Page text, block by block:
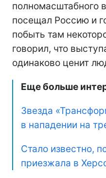
полномасштабного
посещал Россию и
побыть там
говорил, что
одинаково ценит
Еще больше
Звезда
в нападении на
Стало известно,
приезжала в